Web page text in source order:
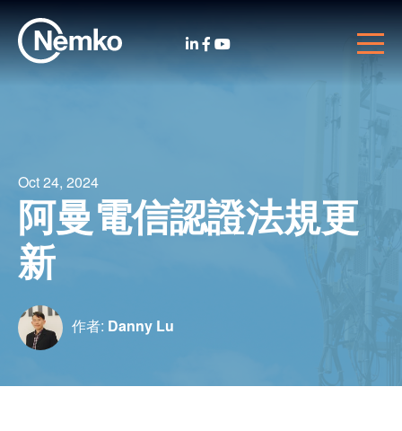
Oct 24, 2024
阿曼電信認證法規更
新
作者: Danny Lu